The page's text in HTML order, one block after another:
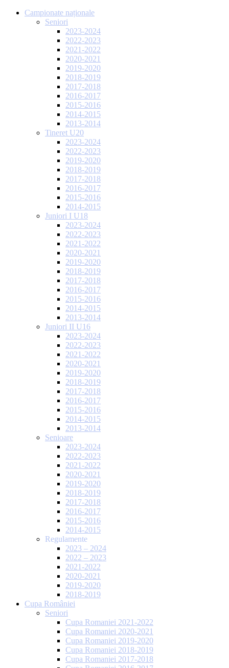
Campionate naționale
Seniori
2023-2024
2022-2023
2021-2022
2020-2021
2019-2020
2018-2019
2017-2018
2016-2017
2015-2016
2014-2015
2013-2014
Tineret U20
2023-2024
2022-2023
2019-2020
2018-2019
2017-2018
2016-2017
2015-2016
2014-2015
Juniori I U18
2023-2024
2022-2023
2021-2022
2020-2021
2019-2020
2018-2019
2017-2018
2016-2017
2015-2016
2014-2015
2013-2014
Juniori II U16
2023-2024
2022-2023
2021-2022
2020-2021
2019-2020
2018-2019
2017-2018
2016-2017
2015-2016
2014-2015
2013-2014
Senioare
2023-2024
2022-2023
2021-2022
2020-2021
2019-2020
2018-2019
2017-2018
2016-2017
2015-2016
2014-2015
Regulamente
2023 – 2024
2022 – 2023
2021-2022
2020-2021
2019-2020
2018-2019
Cupa României
Seniori
Cupa Romaniei 2021-2022
Cupa Romaniei 2020-2021
Cupa Romaniei 2019-2020
Cupa Romaniei 2018-2019
Cupa Romaniei 2017-2018